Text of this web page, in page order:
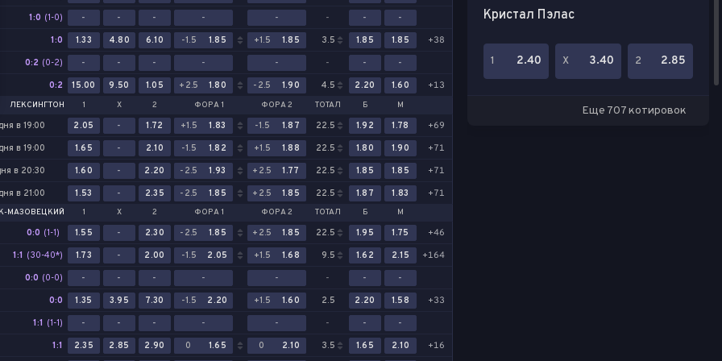
1:0 (1-0) - - - - - - -
-
1:0 1.33 4.80 6.10 -1.5 1.85 +1.5 1.85 3.5 1.85 1.85
+38
0:2 (0-2) - - - - - - -
-
0:2 15.00 9.50 1.05 +2.5 1.80 -2.5 1.90 4.5 2.20 1.60 +13
ЛЕКСИНГТОН 1 Х 2 ФОРА 1 ФОРА 2 ТОТАЛ Б М
в 19:00 2.05 - 1.72 +1.5 1.83 -1.5 1.87 22.5 1.92 1.78
+69
в 19:00 1.65 - 2.10 -1.5 1.82 +1.5 1.88 22.5 1.80 1.90
+71
в 20:30 1.60 - 2.20 -2.5 1.93 +2.5 1.77 22.5 1.85 1.85
+71
в 21:00 1.53 - 2.35 -2.5 1.85 +2.5 1.85 22.5 1.87 1.83 +71
МАЗОВЕЦКИЙ 1 Х 2 ФОРА 1 ФОРА 2 ТОТАЛ Б М
0:0 (1-1) 1.55 - 2.30 -2.5 1.85 +2.5 1.85 22.5 1.95 1.75
+46
1:1 (30-40*) 1.73 - 2.00 -1.5 2.05 +1.5 1.68 9.5 1.62 2.15
+164
0:0 (0-0) - - - - - - -
-
0:0 1.35 3.95 7.30 -1.5 2.20 +1.5 1.60 2.5 2.20 1.58
+33
1:1 (1-1) - - - - - - -
-
1:1 2.35 2.85 2.90 0 1.65 0 2.10 3.5 1.65 2.10
+16
Кристал Пэлас
1 2.40 Х 3.40 2 2.85
Еще 707 котировок